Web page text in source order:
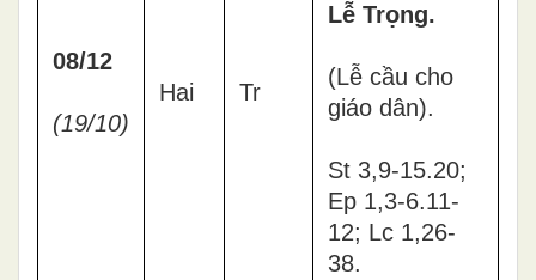
08/12
(19/10)
Hai Tr
Lễ Trọng.
(Lễ cầu cho
giáo dân).
St 3,9-15.20;
Ep 1,3-6.11-
12; Lc 1,26-
38.